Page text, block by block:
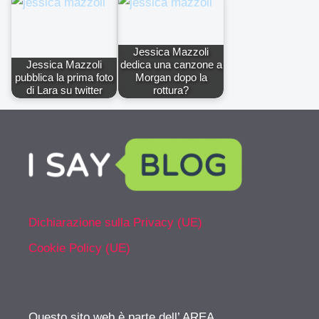
Jessica Mazzoli
pubblica la prima foto
di Lara su twitter
Jessica Mazzoli
dedica una canzone a
Morgan dopo la
rottura?
Dichiarazione sulla Privacy (UE)
Cookie Policy (UE)